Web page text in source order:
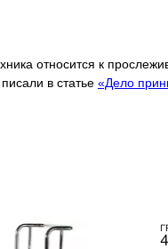
относится к
в статье «Дело